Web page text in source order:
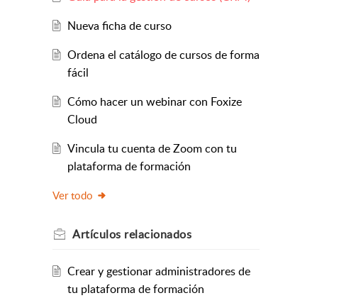
Nueva ficha de curso
Ordena el catálogo de cursos de forma
fácil
Cómo hacer un webinar con Foxize
Cloud
Vincula tu cuenta de Zoom con tu
plataforma de formación
Ver todo
Artículos relacionados
Crear y gestionar administradores de
tu plataforma de formación